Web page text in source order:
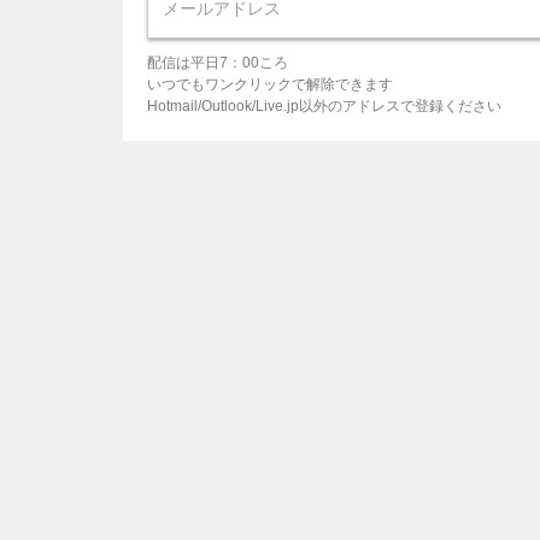
配信は平日7：00ころ
いつでもワンクリックで解除できます
Hotmail/Outlook/Live.jp以外のアドレスで登録ください